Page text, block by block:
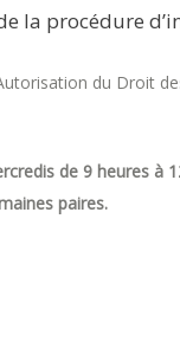
la procédure
du Droit
de 9 heures à
paires.